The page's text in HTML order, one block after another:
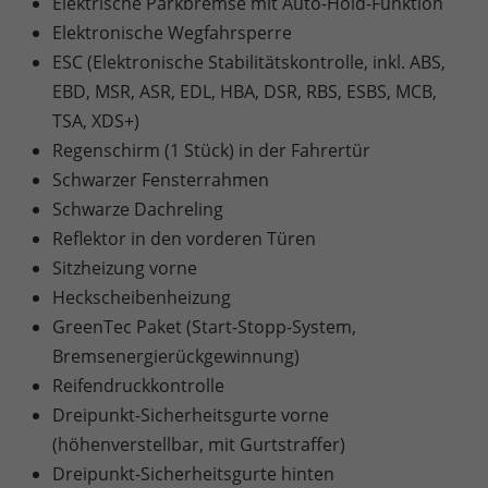
Elektronische Wegfahrsperre
ESC (Elektronische Stabilitätskontrolle, inkl. ABS,
EBD, MSR, ASR, EDL, HBA, DSR, RBS, ESBS, MCB,
TSA, XDS+)
Regenschirm (1 Stück) in der Fahrertür
Schwarzer Fensterrahmen
Schwarze Dachreling
Reflektor in den vorderen Türen
Sitzheizung vorne
Heckscheibenheizung
GreenTec Paket (Start-Stopp-System,
Bremsenergierückgewinnung)
Reifendruckkontrolle
Dreipunkt-Sicherheitsgurte vorne
(höhenverstellbar, mit Gurtstraffer)
Dreipunkt-Sicherheitsgurte hinten